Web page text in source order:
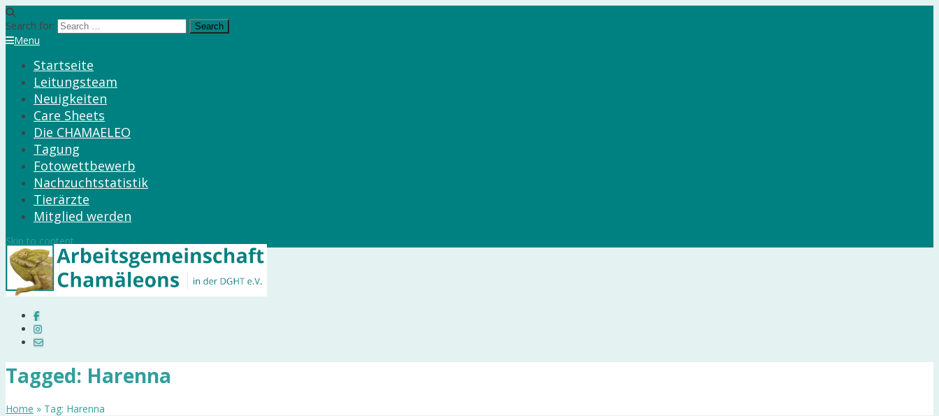
Search for:
Menu
Startseite
Leitungsteam
Neuigkeiten
Care Sheets
Die CHAMAELEO
Tagung
Fotowettbewerb
Nachzuchtstatistik
Tierärzte
Mitglied werden
Skip to content
Tagged: Harenna
Home » Tag: Harenna